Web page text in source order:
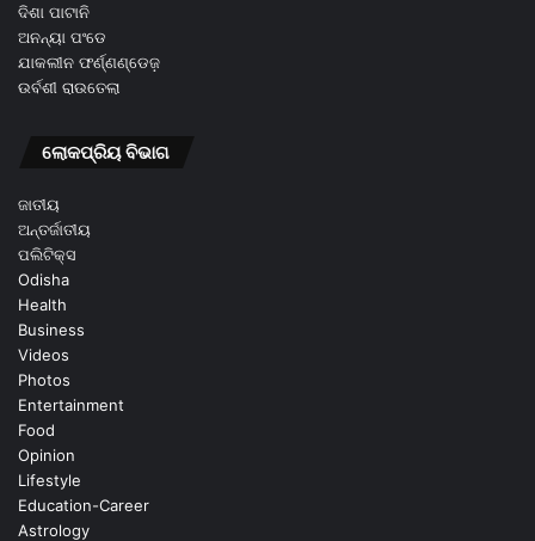
ଦିଶା ପାଟାନି
ଅନନ୍ୟା ପଂଡେ
ଯାକଲୀନ ଫର୍ଣ୍ଣଣ୍ଡେଜ଼
ଉର୍ବଶୀ ରାଉତେଲା
ଲୋକପ୍ରିୟ ବିଭାଗ
ଜାତୀୟ
ଅନ୍ତର୍ଜାତୀୟ
ପଲିଟିକ୍ସ
Odisha
Health
Business
Videos
Photos
Entertainment
Food
Opinion
Lifestyle
Education-Career
Astrology